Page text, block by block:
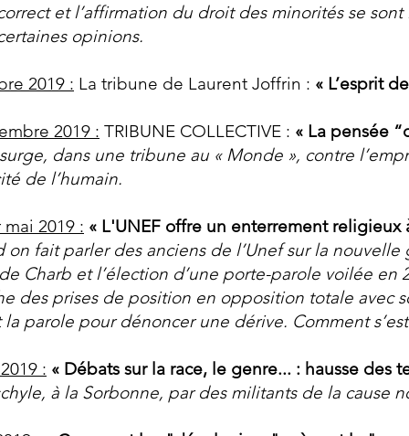
et l’affirmation du droit des minorités se
opinions.
2019 : La tribune de Laurent Joffrin : « L’esprit
2019 : TRIBUNE COLLECTIVE : « La pensée
dans une tribune au « Monde », contre
de l’humain.
2019 : « L'UNEF offre un enterrement religieux
fait parler des anciens de l’Unef sur la
Charb et l’élection d’une porte-parole voilée
des prises de position en opposition totale avec
parole pour dénoncer une dérive. Comment
: « Débats sur la race, le genre... : hausse des
à la Sorbonne, par des militants de la